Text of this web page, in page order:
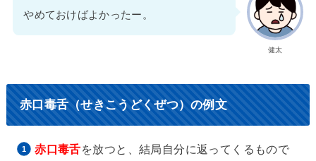
健太
やめておけばよかったー。
赤口毒舌（せきこうどくぜつ）の例文
赤口毒舌を放つと、結局自分に返ってくるもので